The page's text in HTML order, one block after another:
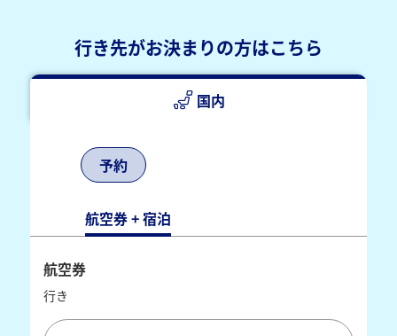
行き先がお決まりの方はこちら
国内
予約
航空券 + 宿泊
航空券
行き